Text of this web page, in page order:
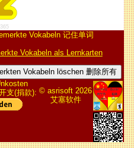
Vokabeln 记住单词
Vokabeln als Lernkarten
Vokabeln löschen 删除所有
支(捐款): © asrisoft 2026
艾塞软件